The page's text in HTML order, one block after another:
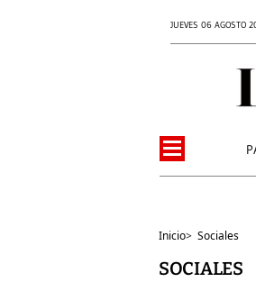
JUEVES 06 AGOSTO
Inicio> Sociales
SOCIALES